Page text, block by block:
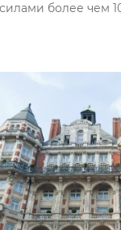
более чем